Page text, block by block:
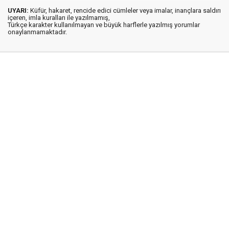
UYARI: Küfür, hakaret, rencide edici cümleler veya imalar, inançlara saldırı
içeren, imla kuralları ile yazılmamış,
Türkçe karakter kullanılmayan ve büyük harflerle yazılmış yorumlar
onaylanmamaktadır.